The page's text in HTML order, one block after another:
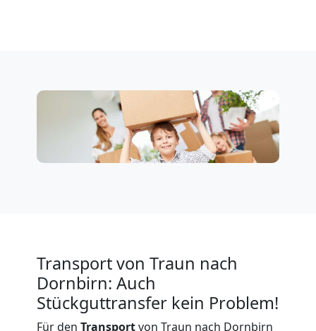
Transport von Traun nach
Dornbirn: Auch
Stückguttransfer kein Problem!
Für den Transportvon Traun nach Dornbirn
Firmenumzug
Expressumzug
Traun